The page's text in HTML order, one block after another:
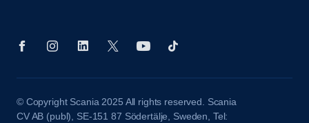
© Copyright Scania 2025 All rights reserved. Scania
CV AB (publ), SE-151 87 Södertälje, Sweden, Tel: